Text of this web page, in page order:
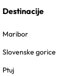
Destinacije
Maribor
Slovenske gorice
Ptuj